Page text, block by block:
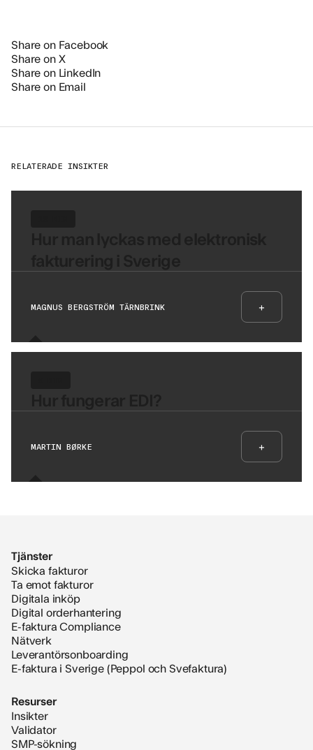
Share on Facebook
Share on X
Share on LinkedIn
Share on Email
RELATERADE INSIKTER
MAGNUS BERGSTRÖM TÄRNBRINK +
MARTIN BØRKE +
Tjänster
Skicka fakturor
Ta emot fakturor
Digitala inköp
Digital orderhantering
E-faktura Compliance
Nätverk
Leverantörsonboarding
E-faktura i Sverige (Peppol och Svefaktura)
Resurser
Insikter
Validator
SMP-sökning